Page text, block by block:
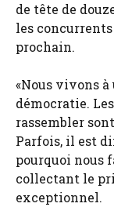
de tête de
les
prochain.
«Nous vivons à
démocratie.
rassembler
Parfois, il est
pourquoi nous
collectant le
exceptionnel.